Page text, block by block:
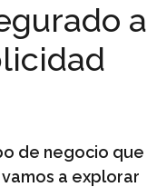
a
de negocio que
a explorar